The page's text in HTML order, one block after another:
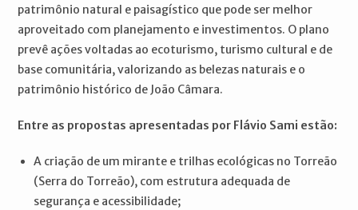
patrimônio natural e paisagístico que pode ser melhor
aproveitado com planejamento e investimentos. O plano
prevê ações voltadas ao ecoturismo, turismo cultural e de
base comunitária, valorizando as belezas naturais e o
patrimônio histórico de João Câmara.
Entre as propostas apresentadas por Flávio Sami estão:
A criação de um mirante e trilhas ecológicas no Torreão
(Serra do Torreão), com estrutura adequada de
segurança e acessibilidade;